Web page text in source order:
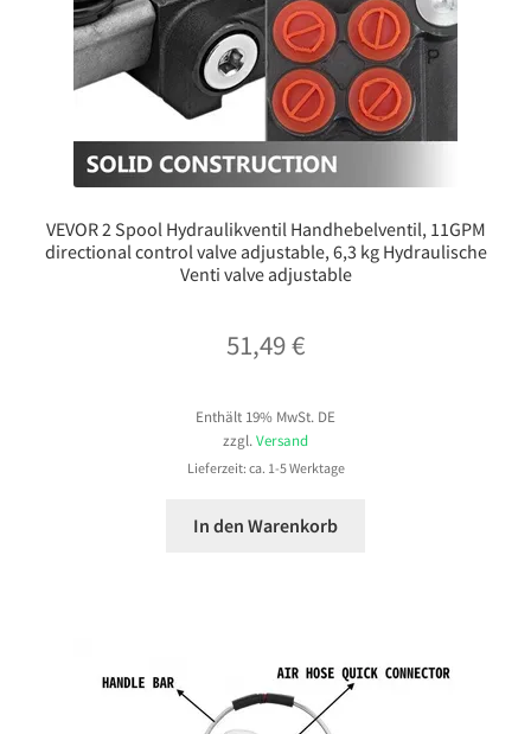
VEVOR 2 Spool Hydraulikventil Handhebelventil, 11GPM
directional control valve adjustable, 6,3 kg Hydraulische
Venti valve adjustable
51,49€
Enthält 19% MwSt. DE
zzgl.Versand
Lieferzeit: ca. 1-5 Werktage
In den Warenkorb